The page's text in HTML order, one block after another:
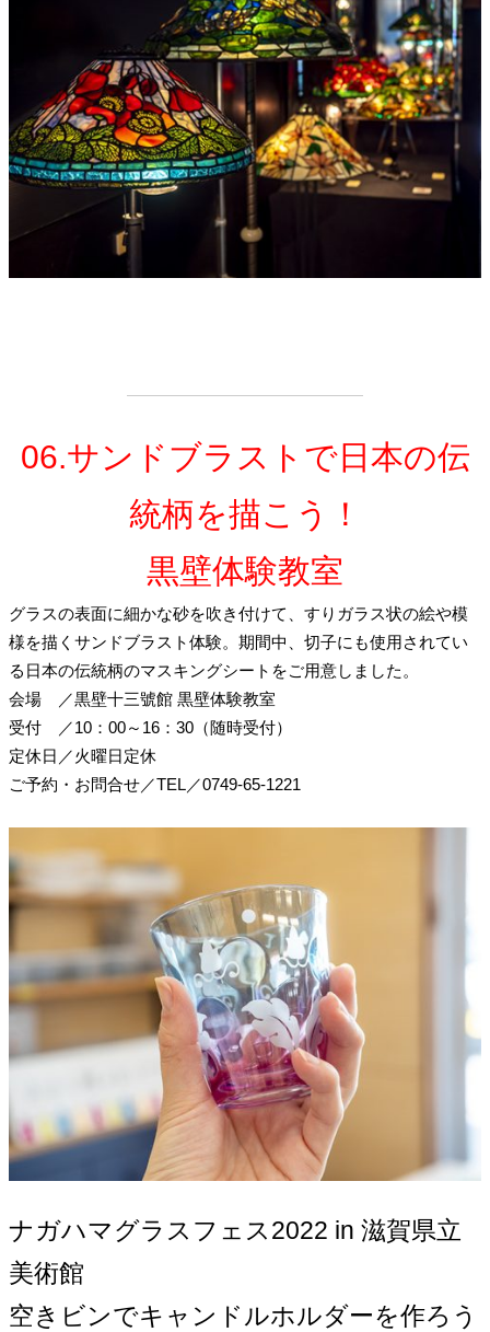
06.サンドブラストで日本の伝
統柄を描こう！
黒壁体験教室
グラスの表面に細かな砂を吹き付けて、すりガラス状の絵や模
様を描くサンドブラスト体験。期間中、切子にも使用されてい
る日本の伝統柄のマスキングシートをご用意しました。
会場
／黒壁十三號館 黒壁体験教室
受付
／10：00～16：30（随時受付）
定休日 ／火曜日定休
ご予約・お問合せ／TEL／0749-65-1221
ナガハマグラスフェス2022 in 滋賀県立
美術館
空きビンでキャンドルホルダーを作ろう